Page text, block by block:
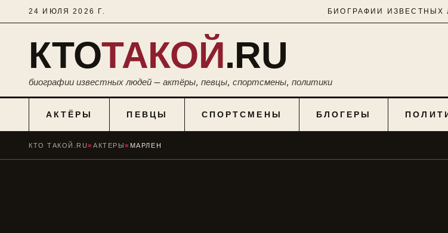
24 ИЮЛЯ 2026 Г. БИОГРАФИИ ИЗВЕСТНЫХ
КТОТАКОЙ.RU
биографии известных людей — актёры, певцы, спортсмены, политики
АКТЁРЫ ПЕВЦЫ СПОРТСМЕНЫ БЛОГЕРЫ
КТО ТАКОЙ.RU■АКТЕРЫ■ МАРЛЕН